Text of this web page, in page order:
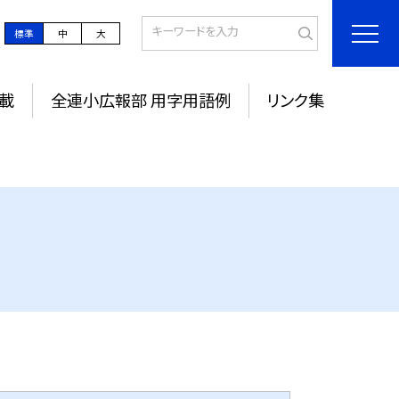
標準 中 大
全連小広報部 用字用語例 リンク集